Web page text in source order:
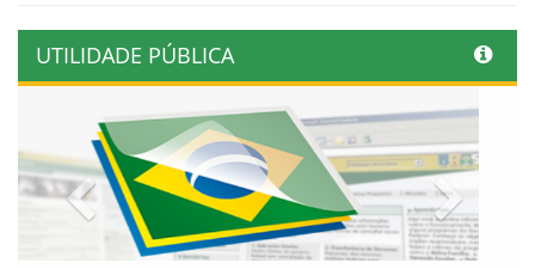
UTILIDADE PÚBLICA
Previous